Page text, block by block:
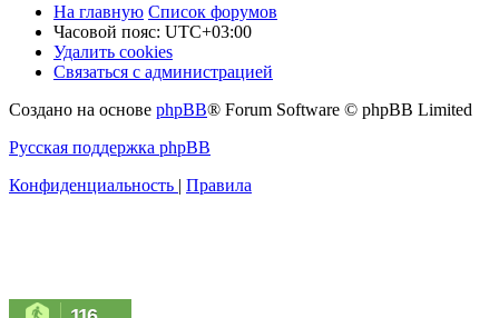
На главную Список форумов
Часовой пояс: UTC+03:00
Удалить cookies
Связаться с администрацией
Создано на основе phpBB® Forum Software © phpBB Limited
Русская поддержка phpBB
Конфиденциальность | Правила